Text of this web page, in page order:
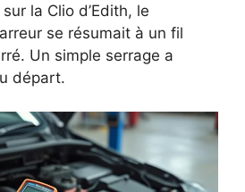
la Clio d’Edith, le
se résumait à un fil
Un simple serrage a
départ.